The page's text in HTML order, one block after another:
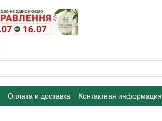
Оплата и доставка
Контактная информация